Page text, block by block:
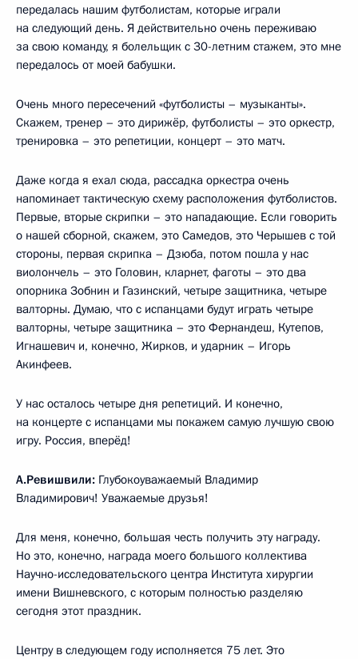
передалась нашим футболистам, которые играли
на следующий день. Я действительно очень переживаю
за свою команду, я болельщик с 30-летним стажем, это мне
передалось от моей бабушки.
Очень много пересечений «футболисты – музыканты».
Скажем, тренер – это дирижёр, футболисты – это оркестр,
тренировка – это репетиции, концерт – это матч.
Даже когда я ехал сюда, рассадка оркестра очень
напоминает тактическую схему расположения футболистов.
Первые, вторые скрипки – это нападающие. Если говорить
о нашей сборной, скажем, это Самедов, это Черышев с той
стороны, первая скрипка – Дзюба, потом пошла у нас
виолончель – это Головин, кларнет, фаготы – это два
опорника Зобнин и Газинский, четыре защитника, четыре
валторны. Думаю, что с испанцами будут играть четыре
валторны, четыре защитника – это Фернандеш, Кутепов,
Игнашевич и, конечно, Жирков, и ударник – Игорь
Акинфеев.
У нас осталось четыре дня репетиций. И конечно,
на концерте с испанцами мы покажем самую лучшую свою
игру. Россия, вперёд!
А.Ревишвили: Глубокоуважаемый Владимир
Владимирович! Уважаемые друзья!
Для меня, конечно, большая честь получить эту награду.
Но это, конечно, награда моего большого коллектива
Научно-исследовательского центра Института хирургии
имени Вишневского, с которым полностью разделяю
сегодня этот праздник.
Центру в следующем году исполняется 75 лет. Это